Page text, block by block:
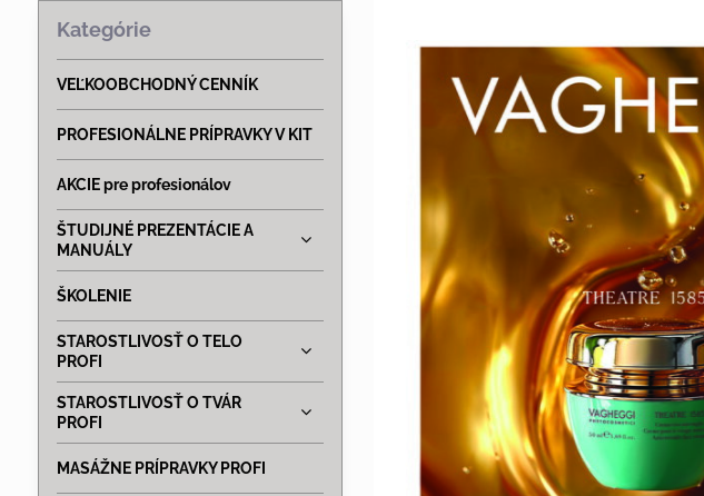
Kategórie
VEĽKOOBCHODNÝ CENNÍK
PROFESIONÁLNE PRÍPRAVKY V KIT
AKCIE pre profesionálov
ŠTUDIJNÉ PREZENTÁCIE A
MANUÁLY
ŠKOLENIE
STAROSTLIVOSŤ O TELO
PROFI
STAROSTLIVOSŤ O TVÁR
PROFI
MASÁŽNE PRÍPRAVKY PROFI